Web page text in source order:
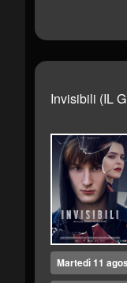
Invisibili (IL
Martedì 11